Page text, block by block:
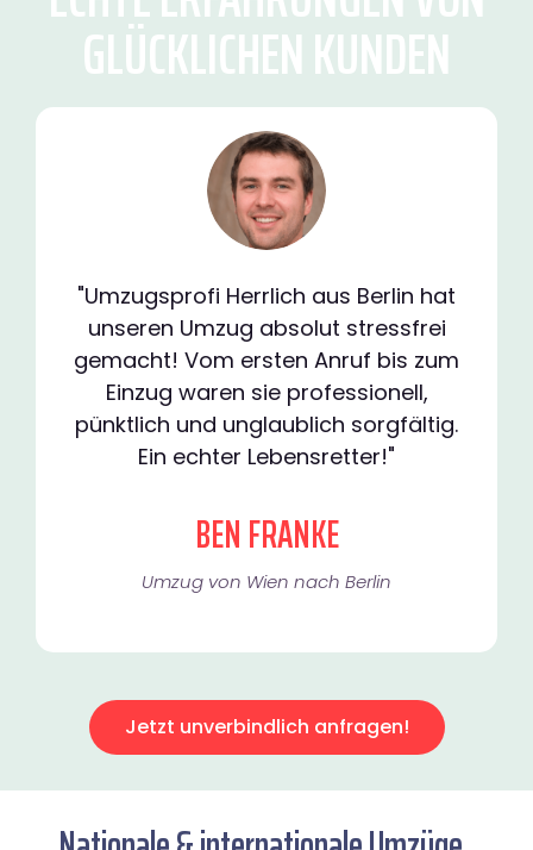
GLÜCKLICHEN KUNDEN
"Umzugsprofi Herrlich aus Berlin hat
unseren Umzug absolut stressfrei
gemacht! Vom ersten Anruf bis zum
Einzug waren sie professionell,
pünktlich und unglaublich sorgfältig.
Ein echter Lebensretter!"
BEN FRANKE
Umzug von Wien nach Berlin
Jetzt unverbindlich anfragen!